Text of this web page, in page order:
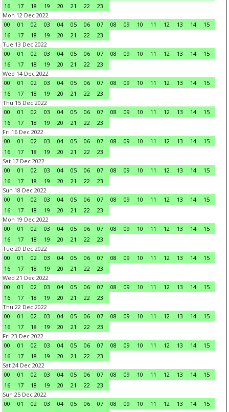
16
17 18 19 20 21 22
23
Mon 12 Dec 2022
00
01 02 03 04 05 06 07 08 09 10 11 12 13 14
15
16
17 18 19 20 21 22
23
Tue 13 Dec 2022
00
01 02 03 04 05 06 07 08 09 10 11 12 13 14
15
16
17 18 19 20 21 22
23
Wed 14 Dec 2022
00
01 02 03 04 05 06 07 08 09 10 11 12 13 14
15
16
17 18 19 20 21 22
23
Thu 15 Dec 2022
00
01 02 03 04 05 06 07 08 09 10 11 12 13 14
15
16
17 18 19 20 21 22
23
Fri 16 Dec 2022
00
01 02 03 04 05 06 07 08 09 10 11 12 13 14
15
16
17 18 19 20 21 22
23
Sat 17 Dec 2022
00
01 02 03 04 05 06 07 08 09 10 11 12 13 14
15
16
17 18 19 20 21 22
23
Sun 18 Dec 2022
00
01 02 03 04 05 06 07 08 09 10 11 12 13 14
15
16
17 18 19 20 21 22
23
Mon 19 Dec 2022
00
01 02 03 04 05 06 07 08 09 10 11 12 13 14
15
16
17 18 19 20 21 22
23
Tue 20 Dec 2022
00
01 02 03 04 05 06 07 08 09 10 11 12 13 14
15
16
17 18 19 20 21 22
23
Wed 21 Dec 2022
00
01 02 03 04 05 06 07 08 09 10 11 12 13 14
15
16
17 18 19 20 21 22
23
Thu 22 Dec 2022
00
01 02 03 04 05 06 07 08 09 10 11 12 13 14
15
16
17 18 19 20 21 22
23
Fri 23 Dec 2022
00
01 02 03 04 05 06 07 08 09 10 11 12 13 14
15
16
17 18 19 20 21 22
23
Sat 24 Dec 2022
00
01 02 03 04 05 06 07 08 09 10 11 12 13 14
15
16
17 18 19 20 21 22
23
Sun 25 Dec 2022
00
01 02 03 04 05 06 07 08 09 10 11 12 13 14
15